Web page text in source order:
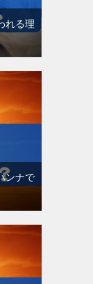
れる理
ンナで